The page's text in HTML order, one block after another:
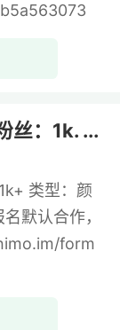
丝：1k. ...
类型：颜
默认合作，
form